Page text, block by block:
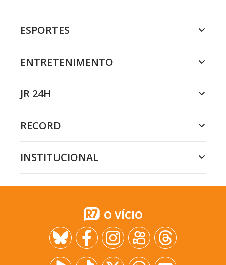
ESPORTES
ENTRETENIMENTO
JR 24H
RECORD
INSTITUCIONAL
O VÍCIO